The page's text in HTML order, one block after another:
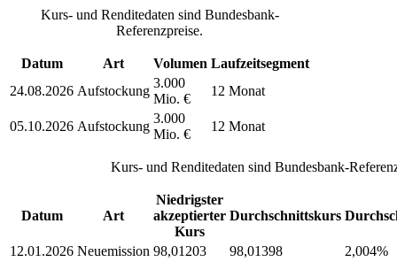
Kurs- und Renditedaten sind Bundesbank-
Referenzpreise.
Datum Art Volumen Laufzeitsegment
24.08.2026 Aufstockung
3.000
Mio. €
12 Monat
05.10.2026 Aufstockung
3.000
Mio. €
12 Monat
Kurs- und Renditedaten sind Bundesbank-
Datum Art
Niedrigster
akzeptierter
Kurs
Durchschnittskurs
12.01.2026 Neuemission 98,01203 98,01398
2,004%